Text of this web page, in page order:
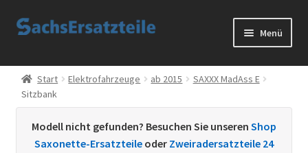
Zur
Zum
Menü
Start
AGB
Datenschutzerklärung
Start Elektrofahrzeuge ab 2015
SAXXX MadAss E
Sitzbank
Modell nicht gefunden? Besuchen Sie unseren Shop
Saxonette-Ersatzteile oder Zweiradersatzteile 24